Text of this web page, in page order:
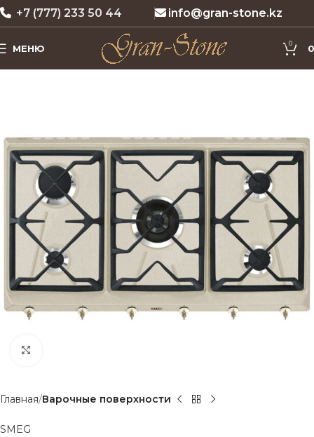
+7 (777) 233 50 44 info@gran-stone.kz
МЕНЮ 0 0
Главная Варочные поверхности
SMEG